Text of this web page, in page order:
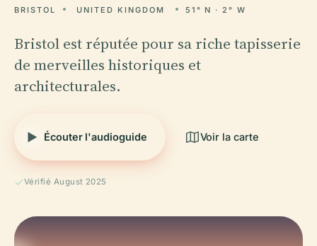
BRISTOL UNITED KINGDOM 51° N · 2° W
Bristol est réputée pour sa riche tapisserie
de merveilles historiques et
architecturales.
Écouter l'audioguide Voir la carte
Vérifié August 2025